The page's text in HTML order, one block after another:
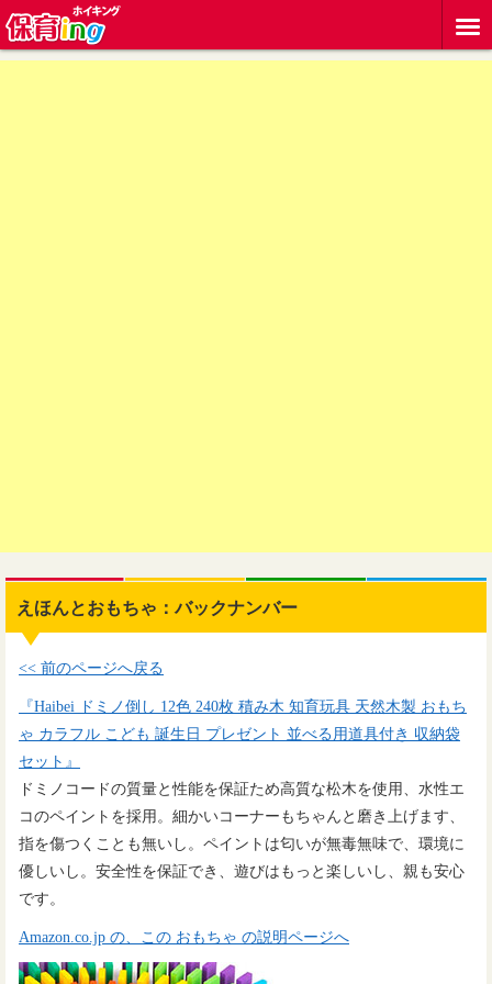
えほんとおもちゃ：バックナンバー
<< 前のページへ戻る
『Haibei ドミノ倒し 12色 240枚 積み木 知育玩具 天然木製 おもち
ゃ カラフル こども 誕生日 プレゼント 並べる用道具付き 収納袋
セット』
ドミノコードの質量と性能を保証ため高質な松木を使用、水性エ
コのペイントを採用。細かいコーナーもちゃんと磨き上げます、
指を傷つくことも無いし。ペイントは匂いが無毒無味で、環境に
優しいし。安全性を保証でき、遊びはもっと楽しいし、親も安心
です。
Amazon.co.jp の、この おもちゃ の説明ページへ